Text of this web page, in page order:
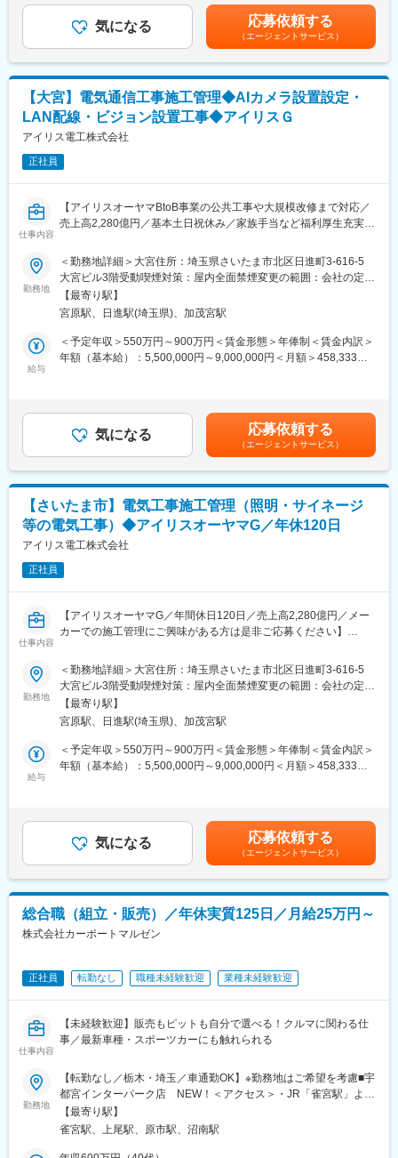
経験0から生活の安定が叶う額を保証できるのは、事業への高いニ
ーズがあるからです。
■休日休暇
希望休については、1～3日/月の取得が可能です。年末年始・夏季
休暇についても1週間程お休み可能です！
■当社について
アスファルト合材の製造を手がける当社。自社工場を持たず、大
手道路会社が所有するアスファルトプラントの運営を受託すると
いうビジネスを展開しています。30年以上の実績からお客様より
高い信頼をいただき、また道路は重要なインフラであり、定期的
に修繕が必要なためニーズがなくなることはありません。
◇合材出荷業務 ※PCでの遠隔操作がメインとなります。
◇機械維持管理 メンテナンス
◇重機の操縦・清掃 ※資格取得後、業務に慣れてからとなりま
株式会社等
＜出張＞一つの現場へ常駐のため、出張はございません。
■教育制度
覚えてしまえば操作は簡単。操作室での操作は基本的にボタンを
押すだけですのでご安心ください。
重機の操作には資格が必要ですが、全て会社費用負担にて取得可
能です。
操作も先輩社員がマンツーマンでフォローしますので、１から安
心して業務に取り組むことができます。
に応じて丁寧に教えてくださいます。（未経験でも1年程度で一人
前になれます）
会社の雰囲気も和気あいあいといしており、相談や意見交換もし
やすい環境のためご安心ください。
■毎年1万円の昇給制度
未経験でも成果によらず、入社後5年間は毎年1万円昇給します。
■休日休暇
希望休については、1～3日/月の取得が可能です。年末年始・夏季
休暇についても1週間程お休み可能です！
■当社について
アスファルト合材の製造を手がける当社。自社工場を持たず、大
手道路会社が所有するアスファルトプラントの運営を受託すると
いうビジネスを展開しています。30年以上の実績からお客様より
変更の範囲：会社の定める業務
業手当＞有＜給与補足＞■給与は経験や能力を考慮し決定■昇給年
1回（4月）…入社5年間は毎年1万円の昇給がございます。■賞与
年2回（7月、12月／昨年度実績：2ヶ月分）■モデル年収1年目：
364万円3年目：392万円7年目：448万円賃金はあくまでも目安の
金額であり、選考を通じて上下する可能性があります。月給(月額)
は固定手当を含めた表記です。
気になる 応募依頼する
（エージェントサービス）
【大宮】電気通信工事施工管理◆AIカメラ設置設定・
LAN配線・ビジョン設置工事◆アイリスＧ
アイリス電工株式会社
正社員
仕事内容
【アイリスオーヤマBtoB事業の公共工事や大規模改修まで対応／
売上高2,280億円／基本土日祝休み／家族手当など福利厚生充実
■業務内容：
◇電気通信工事の施工管理業務をお任せします。
◇営業部門と連携し、多様な案件を担当します。
◇こちらは今後の業務拡大を見込んだ新規募集となります。
◇担当する業務としては、商業施設やオフィス、工場、ホテルな
ど非住宅の案件がメインになる見込みです。
工事のスケジュール、予算、資材、人員配置などを計画します。
施主や社内の営業部門と連携し、工期内に工事が完了できるよう
します。
（3）材料発注・協力業者手配
受注案件ごとに在庫管理・物流部門と連携し、社内で商品の手配
を行います。協力業者への発注・調整も担当いただきます。
（4）技術的支援と現場での問題解決
施工作業中に発生する製品不具合などについて社内の関係各所と
連携して対応します。また、協力業者への施工指示・教育なども
行います。
（5）書類作成
工事開始前の安全書類、工事後の竣工書類など作成を行います。
係や書類関係一般を対応していただきます。
■出張：
現場の受注状況により変化しますが、現状割合としては小規模の
す。
※ただ今後の受注状況や社内の状況によっては変化する可能性もご
若手中心の活気のある組織ですが、キャリアでご入社いただく施
工管理の方はミドル層以上が多いです。
■当社の社風・魅力について：
◇生活者視点を大切にした商品開発
現場やお客様の声を起点に、仮説検証と改良を素早く重ねる風土
がございます。失敗を次の挑戦につなげる文化が根付いていま
内製化と柔軟な投資判断により新たな市場を創出。若手社員にも
年次にとらわれず360度評価で成果や挑戦を評価。教育制度も充
実しており、職種の枠を越えた成長機会がございます。
変更の範囲：会社の定める業務
勤務地
＜勤務地詳細＞大宮住所：埼玉県さいたま市北区日進町3-616-5
大宮ビル3階受動喫煙対策：屋内全面禁煙変更の範囲：会社の定め
る事業所
【最寄り駅】
宮原駅、日進駅(埼玉県)、加茂宮駅
給与
＜予定年収＞550万円～900万円＜賃金形態＞年俸制＜賃金内訳＞
年額（基本給）：5,500,000円～9,000,000円＜月額＞458,333円
対象者（4等級以上の正社員）には決算賞与も支給しております。
※4年連続で基本給のベースアップを実施しています。賃金はあく
までも目安の金額であり、選考を通じて上下する可能性がありま
す。月給(月額)は固定手当を含めた表記です。
気になる 応募依頼する
（エージェントサービス）
【さいたま市】電気工事施工管理（照明・サイネージ
等の電気工事）◆アイリスオーヤマG／年休120日
アイリス電工株式会社
正社員
仕事内容
【アイリスオーヤマG／年間休日120日／売上高2,280億円／メー
カーでの施工管理にご興味がある方は是非ご応募ください】
■業務概要：
当社で手掛けるLED照明やデジタルサイネージなどの施工管理業
務をお任せします。営業部門と連携し、多様な案件を担当しま
す。
担当する業務としては、商業施設やオフィス、工場、ホテルなど
非住宅の案件がメインになる見込みです。
■業務内容:
対応いただきます。
（2）現場管理
現場で施工管理を実施いただき、計画通りに進行しているか確認
（3）材料発注・協力業者手配
受注案件ごとに在庫管理・物流部門と連携し、社内で商品の手配
を行います。協力業者への発注・調整も担当いただきます。
（4）技術的支援と現場での問題解決
施工作業中に発生する製品不具合などについて社内の関係各所と
連携して対応します。また、協力業者への施工指示・教育なども
（5）書類作成
工事開始前の安全書類、工事後の竣工書類などの作成を行いま
す。
見積書、施工計画書や工事完了報告書など設計図面以外の図面関
勤務地
＜勤務地詳細＞大宮住所：埼玉県さいたま市北区日進町3-616-5
大宮ビル3階受動喫煙対策：屋内全面禁煙変更の範囲：会社の定め
る事業所
【最寄り駅】
宮原駅、日進駅(埼玉県)、加茂宮駅
給与
＜予定年収＞550万円～900万円＜賃金形態＞年俸制＜賃金内訳＞
年額（基本給）：5,500,000円～9,000,000円＜月額＞458,333円
プを実施しています。賃金はあくまでも目安の金額であり、選考
を通じて上下する可能性があります。月給(月額)は固定手当を含め
た表記です。
気になる 応募依頼する
（エージェントサービス）
総合職（組立・販売）／年休実質125日／月給25万円～
株式会社カーポートマルゼン
正社員 転勤なし 職種未経験歓迎 業種未経験歓迎
仕事内容
【未経験歓迎】販売もピットも自分で選べる！クルマに関わる仕
事／最新車種・スポーツカーにも触れられる
勤務地
【転勤なし／栃木・埼玉／車通勤OK】※勤務地はご希望を考慮■宇
都宮インターパーク店 NEW！＜アクセス＞・JR「雀宮駅」より
車で10分・宇都宮駅より無料シャトルバスあり受動喫煙対策：敷
地内喫煙可能場所あり■埼玉本店＜アクセス＞・JR高崎線「上尾
【最寄り駅】
雀宮駅、上尾駅、原市駅、沼南駅